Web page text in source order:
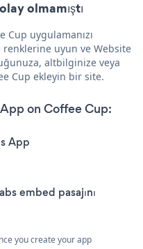
olmamıştı
Cup uygulamanızı
uyun ve Website
altbilginize veya
Cup ekleyin bir site.
on Coffee Cup:
App
embed pasajını
you create your app